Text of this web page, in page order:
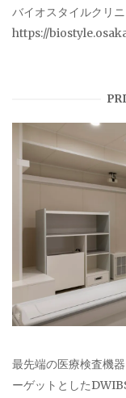
バイオスタイルクリ
https://
最先端の医療検査機
ーゲットとした